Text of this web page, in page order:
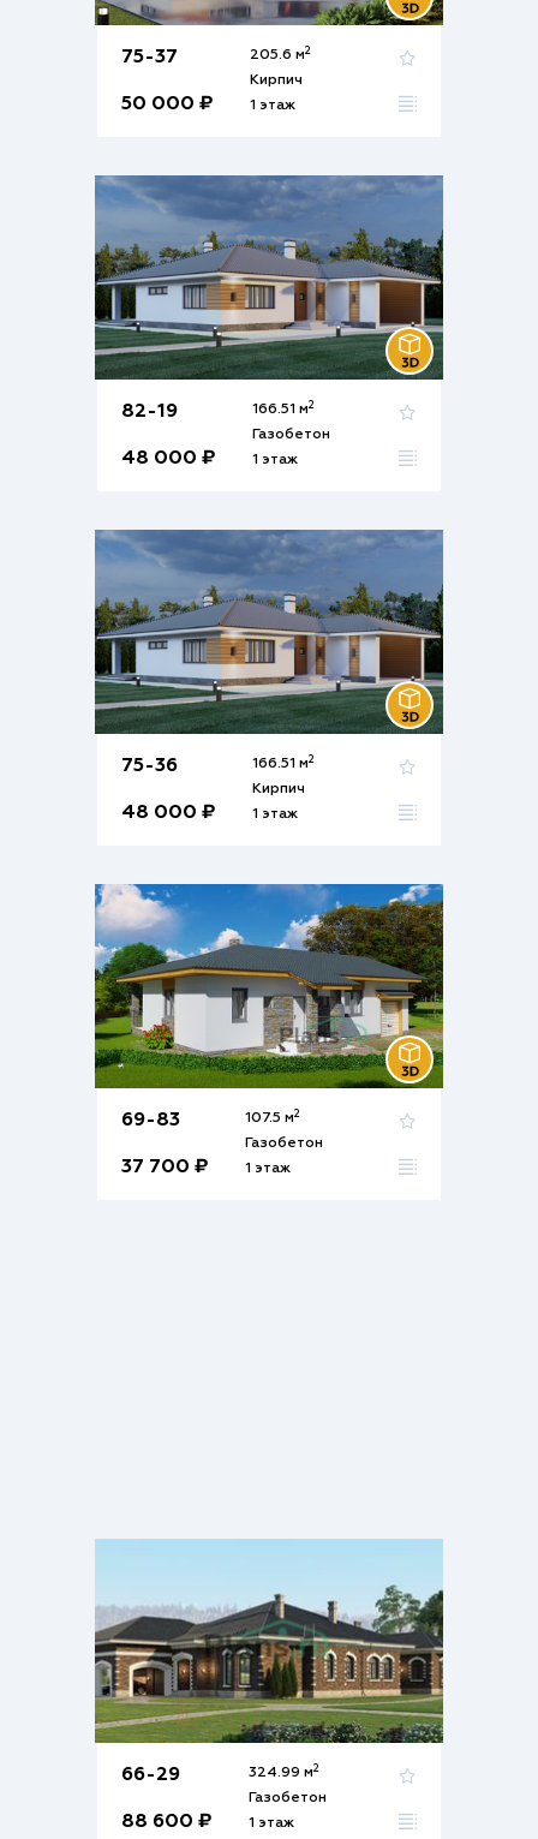
75-37
50 000 ₽
205.6 м2
Кирпич
1 этаж
82-19
48 000 ₽
166.51 м2
Газобетон
1 этаж
75-36
48 000 ₽
166.51 м2
Кирпич
1 этаж
69-83
37 700 ₽
107.5 м2
Газобетон
1 этаж
66-29
88 600 ₽
324.99 м2
Газобетон
1 этаж